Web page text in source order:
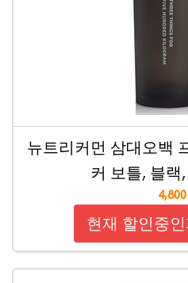
뉴트리커먼 삼대오백
커 보틀, 블랙
현재 할인중